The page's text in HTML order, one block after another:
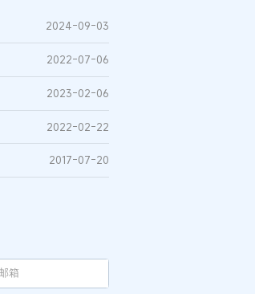
2024-09-03
2022-07-06
2023-02-06
2022-02-22
2017-07-20